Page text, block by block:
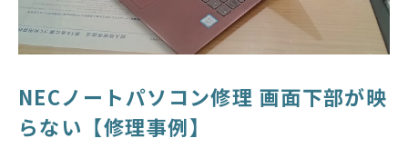
NECノートパソコン修理 画面下部が映
らない【修理事例】